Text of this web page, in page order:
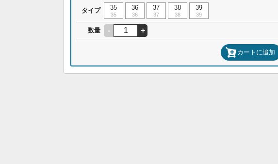
タイプ 35
35
36
36
37
37
38
38
39
39
数量 - +
カートに追加